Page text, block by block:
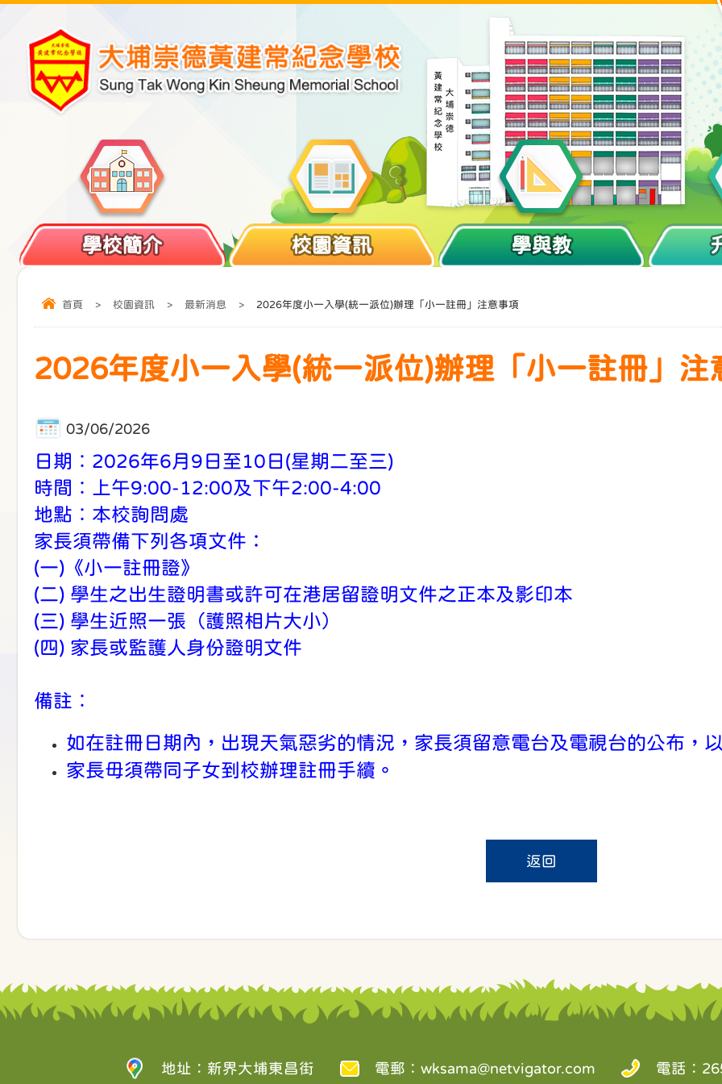
學校簡介 校園資訊 學與教
首頁 > 校園資訊 > 最新消息 > 2026年度小一入學(統一派位)辦理「小一註冊」注意事項
2026年度小一入學(統一派位)辦理「小一註冊」注
03/06/2026
日期︰2026年6月9日至10日(星期二至三)
時間︰上午9:00-12:00及下午2:00-4:00
地點︰本校詢問處
家長須帶備下列各項文件：
(一)《小一註冊證》
(二) 學生之出生證明書或許可在港居留證明文件之正本及影印本
(三) 學生近照一張（護照相片大小）
(四) 家長或監護人身份證明文件
備註︰
如在註冊日期內，出現天氣惡劣的情況，家長須留意電台及電視台的公布，
家長毋須帶同子女到校辦理註冊手續。
返回
地址：新界大埔東昌街 電郵： wksama@netvigator.com 電話：